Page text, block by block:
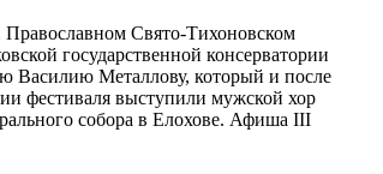
Свято-Тихоновском
государственной консерватории
Василию Металлову, который и после
фестиваля выступили мужской хор
собора в Елохове. Афиша III